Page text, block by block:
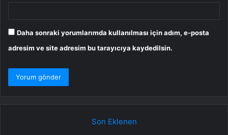
Daha sonraki yorumlarımda kullanılması için adım, e-posta
adresim ve site adresim bu tarayıcıya kaydedilsin.
Son Eklenen